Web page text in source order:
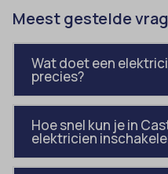
Meest gestelde
Wat doet een
precies?
Hoe snel kun je in
elektricien
et-editor-available-post-*
et-pb-recent-items-font_family
googtrans
gt_auto_switch
av_tunnel
cato_fw_inet
cb-enabled